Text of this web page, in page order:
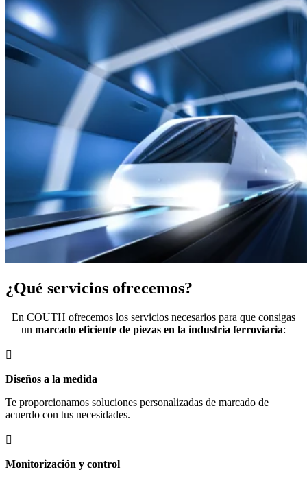
¿Qué servicios ofrecemos?
En COUTH ofrecemos los servicios necesarios para que consigas
un marcado eficiente de piezas en la industria ferroviaria:

Diseños a la medida
Te proporcionamos soluciones personalizadas de marcado de
acuerdo con tus necesidades.

Monitorización y control